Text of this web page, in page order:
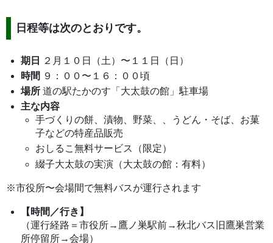
日程等は次のとおりです。
期日
２月１０日（土）〜１１日（日）
時間 ９：００〜１６：００頃
場所 道の駅たかのす「大太鼓の館」駐車場
主な内容
手づくりの餅、漬物、野菜、、うどん・そば、お菓
子などの特産品販売
おしるこ無料サービス（限定）
綴子大太鼓の実演（大太鼓の館：有料）
※市役所〜会場間で無料バスが運行されます
【時間／行き】
（運行経路＝市役所→鷹ノ巣駅前→秋北バス旧鷹巣営業
所停留所→会場）